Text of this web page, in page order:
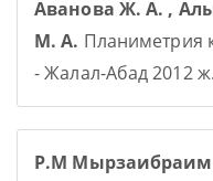
Аванова Ж. А. ,
М. А. Планиметрия
- Жалал-Абад 2012
Р.М